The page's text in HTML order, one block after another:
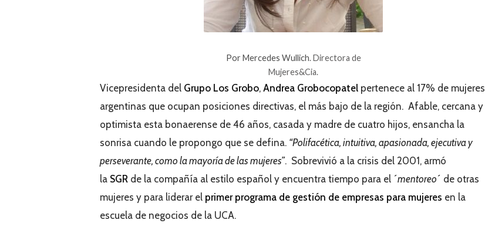
Por Mercedes Wullich. Directora de
Mujeres&Cia.
Vicepresidenta del Grupo Los Grobo, Andrea Grobocopatel pertenece al 17% de mujeres
argentinas que ocupan posiciones directivas, el más bajo de la región. Afable, cercana y
optimista esta bonaerense de 46 años, casada y madre de cuatro hijos, ensancha la
sonrisa cuando le propongo que se defina. “Polifacética, intuitiva, apasionada, ejecutiva y
perseverante, como la mayoría de las mujeres”. Sobrevivió a la crisis del 2001, armó
la SGR de la compañía al estilo español y encuentra tiempo para el ´mentoreo´ de otras
mujeres y para liderar el primer programa de gestión de empresas para mujeres en la
escuela de negocios de la UCA.